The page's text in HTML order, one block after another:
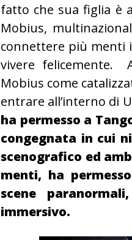
fatto che sua figlia è
Mobius,
connettere più menti
vivere felicemente.
Mobius come
entrare all’interno di
ha permesso a
congegnata in cui
scenografico ed
menti, ha
scene
immersivo.